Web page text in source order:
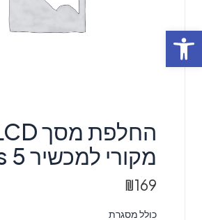
פתח סרגל נגישות
מקורי למכשיר Nexus 5
₪169
כולל מסגרת